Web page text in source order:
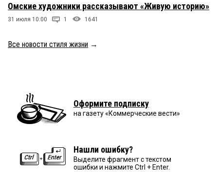
Омские художники рассказывают «Живую историю»
31 июля 10:00 1 1641
Все новости стиля жизни →
Оформите подписку
на газету «Коммерческие вести»
Нашли ошибку?
Выделите фрагмент с текстом
ошибки и нажмите Ctrl + Enter.